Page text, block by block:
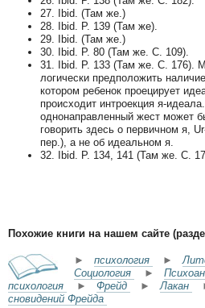
27. Ibid. (Там же.)
28. Ibid. P. 139 (Там же).
29. Ibid. (Там же.)
30. Ibid. P. 80 (Там же. С. 109).
31. Ibid. P. 133 (Там же. С. 176).
логически предположить
котором ребенок проецирует
происходит интроекция я-
однонаправленный жест может
говорить здесь о первичном я,
пер.), а не об идеальном я.
32. Ibid. P. 134, 141 (Там же. С.
Похожие книги на нашем сайте
► психология ►
Социология
►
психология
► Фрейд ►Лакан
сновидений Фрейда